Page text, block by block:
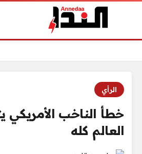
الرأي
خطأ الناخب الأمريكي
العالم كله